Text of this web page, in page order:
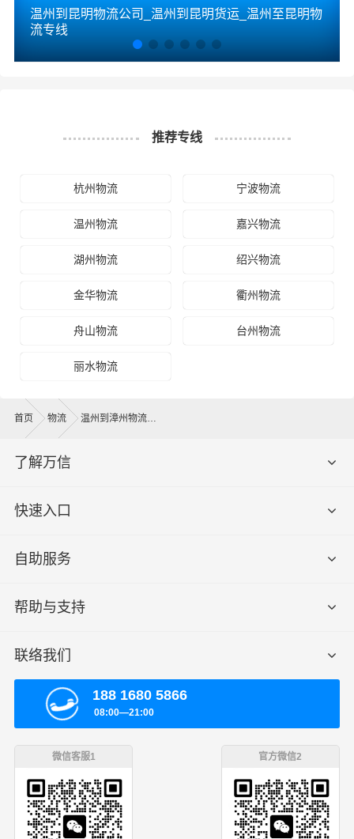
温州到昆明物流公司_温州到昆明货运_温州至昆明物
流专线
推荐专线
杭州物流 宁波物流
温州物流 嘉兴物流
湖州物流 绍兴物流
金华物流 衢州物流
舟山物流 台州物流
丽水物流
首页 物流 温州到漳州物流公司
了解万信
快速入口
自助服务
帮助与支持
联络我们
188 1680 5866
08:00—21:00
微信客服1 官方微信2